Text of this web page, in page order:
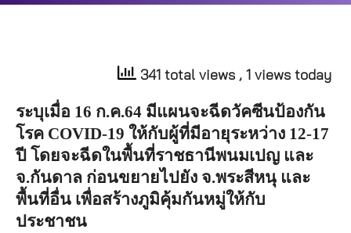
341 total views , 1 views today
ระบุเมื่อ 16 ก.ค.64 มีแผนจะฉีดวัคซีนป้องกัน
โรค COVID-19 ให้กับผู้ที่มีอายุระหว่าง 12-17
ปี โดยจะฉีดในพื้นที่ราชธานีพนมเปญ และ
จ.กันดาล ก่อนขยายไปยัง จ.พระสีหนุ และ
พื้นที่อื่น เพื่อสร้างภูมิคุ้มกันหมู่ให้กับ
ประชาชน